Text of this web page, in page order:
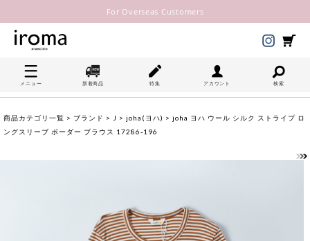
For Overseas Customers
メニュー 新着商品 特集 アカウント 検索
商品カテゴリ一覧 > ブランド > J > joha(ヨハ) > joha ヨハ ウール シルク ストライプ ロ
ングスリーブ ボーダー ブラウス 17286-196